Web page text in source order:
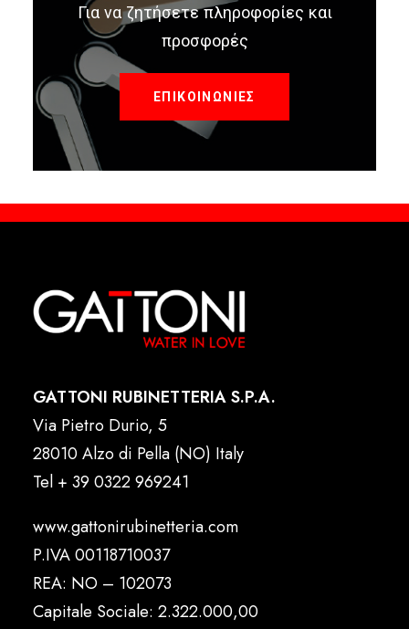
Για να ζητήσετε πληροφορίες και
προσφορές
ΕΠΙΚΟΙΝΩΝΙΕΣ
GATTONI RUBINETTERIA S.P.A.
Via Pietro Durio, 5
28010 Alzo di Pella (NO) Italy
Tel + 39 0322 969241
www.gattonirubinetteria.com
P.IVA 00118710037
REA: NO – 102073
Capitale Sociale: 2.322.000,00